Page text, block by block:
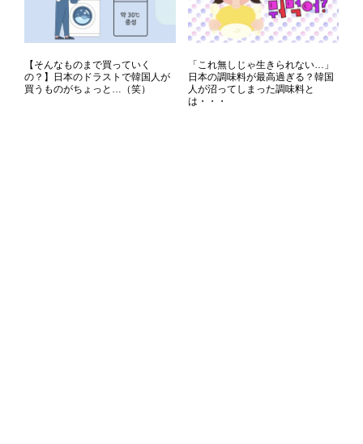
【そんなものまで買っていく
の？】日本のドラストで韓国人が
買うものがちょっと…（笑）
「これ無しじゃ生きられない…」
日本の調味料が最高過ぎる？韓国
人が沼ってしまった調味料と
は・・・